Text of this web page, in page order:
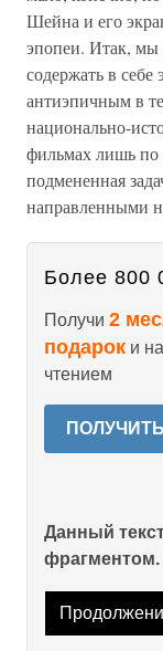
Шейна и его
эпопеи. Итак,
содержать в
антиэпичным в
национально-
фильмах лишь по
подмененная
направленными
Более 800
Получи 2
подарок и
чтением
Данный
фрагментом.